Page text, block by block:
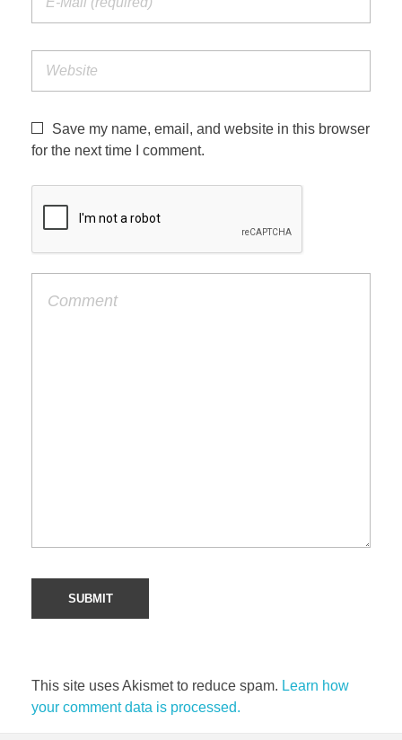
Save my name, email, and website in this browser
for the next time I comment.
This site uses Akismet to reduce spam. Learn how
your comment data is processed.